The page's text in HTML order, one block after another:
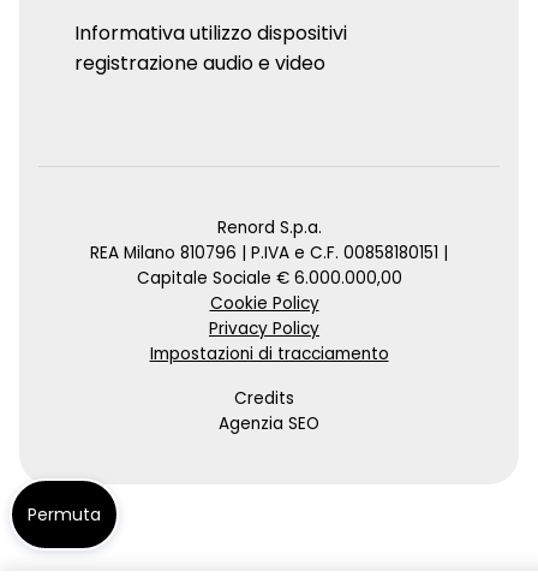
Informativa utilizzo dispositivi
registrazione audio e video
Renord S.p.a.
REA Milano 810796 | P.IVA e C.F. 00858180151 |
Capitale Sociale € 6.000.000,00
Cookie Policy
Privacy Policy
Impostazioni di tracciamento
Credits
Agenzia SEO
Permuta